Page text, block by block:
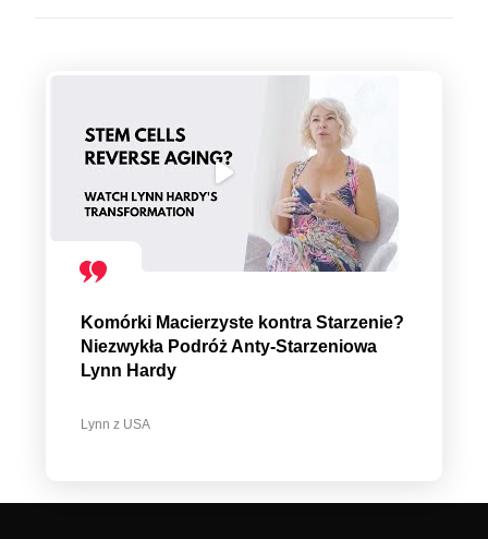
Komórki Macierzyste kontra Starzenie?
Niezwykła Podróż Anty-Starzeniowa
Lynn Hardy
Lynn z USA